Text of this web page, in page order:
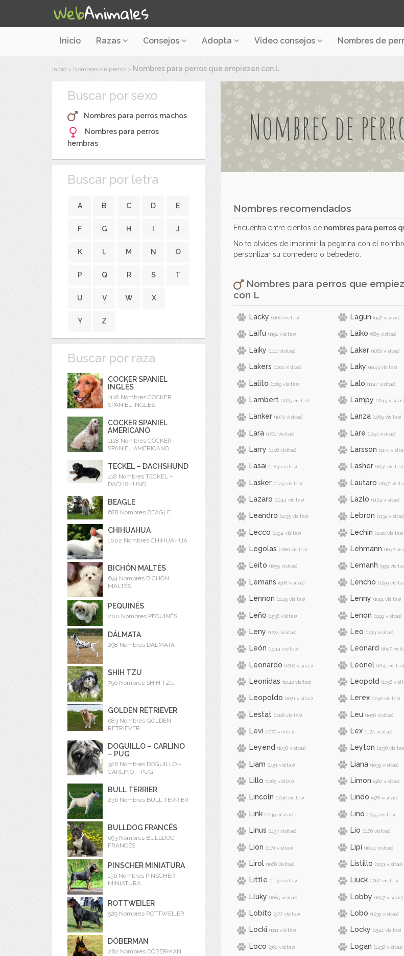
Inicio Razas Consejos Adopta Video consejos Nombres de
Inicio > Nombres de perros > Nombres para perros que empiezan con L
Buscar por sexo
Nombres para perros machos
Nombres para perros
hembras
Buscar por letra
A B C D E
F G H J
K L M N O
P Q R S T
U V W X
Y Z
Buscar por raza
COCKER SPANIEL
INGLÉS
1118 Nombres COCKER
SPANIEL INGLÉS
COCKER SPANIEL
AMERICANO
1118 Nombres COCKER
SPANIEL AMERICANO
TECKEL – DACHSHUND
418 Nombres TECKEL –
DACHSHUND
BEAGLE
688 Nombres BEAGLE
CHIHUAHUA
1002 Nombres CHIHUAHUA
BICHÓN MALTÉS
694 Nombres BICHÓN
MALTÉS
PEQUINÉS
200 Nombres PEQUINÉS
DÁLMATA
298 Nombres DÁLMATA
SHIH TZU
756 Nombres SHIH TZU
GOLDEN RETRIEVER
683 Nombres GOLDEN
RETRIEVER
DOGUILLO – CARLINO
– PUG
326 Nombres DOGUILLO –
CARLINO – PUG
BULL TERRIER
236 Nombres BULL TERRIER
BULLDOG FRANCÉS
693 Nombres BULLDOG
FRANCÉS
PINSCHER MINIATURA
156 Nombres PINSCHER
MINIATURA
ROTTWEILER
529 Nombres ROTTWEILER
DÓBERMAN
262 Nombres DÓBERMAN
Nombres de
Nombres recomendados
Encuentra entre cientos de nombres para perros
No te olvides de imprimir la pegatina con el
personlizar su comedero o bebedero.
Nombres para perros que
con L
Lacky (1166 visitas) Lagun (997 visitas)
Laifu (1152 visitas) Laiko (865 visitas)
Laiky (1111 visitas) Laker (1082 visitas)
Lakers (1001 visitas) Laky (1043 visitas)
Lalito (1069 visitas) Lalo (1147 visitas)
Lambert (1025 visitas) Lampy (1049 visitas)
Lanker (1072 visitas) Lanza (1069 visitas)
Lara (1274 visitas) Lare (1051 visitas)
Larry (1108 visitas) Larsson (1177
Lasai (1184 visitas) Lasher (1031 visitas)
Lasker (1143 visitas) Lautaro (1097
Lazaro (1044 visitas) Lazlo (1124 visitas)
Leandro (1035 visitas) Lebron (1132 visitas)
Lecco (1194 visitas) Lechin (1020 visitas)
Legolas (1080 visitas) Lehmann (1032
Leito (1055 visitas) Lemanh (999
Lemans (968 visitas) Lencho (1259
Lennon (1149 visitas) Lenny (1091 visitas)
Leño (1536 visitas) Lenon (1199 visitas)
Leny (1274 visitas) Leo (1513 visitas)
León (1944 visitas) Leonard (1057
Leonardo (1060 visitas) Leonel (1031 visitas)
Leonidas (1042 visitas) Leopold (1058
Leopoldo (1071 visitas) Lerex (1030 visitas)
Lestat (1008 visitas) Leu (1056 visitas)
Levi (1070 visitas) Lex (1174 visitas)
Leyend (1036 visitas) Leyton (1038
Liam (1151 visitas) Liana (1039 visitas)
Lillo (1065 visitas) Limon (960 visitas)
Lincoln (1036 visitas) Lindo (978 visitas)
Link (1049 visitas) Lino (1055 visitas)
Linus (1137 visitas) Lio (1166 visitas)
Lion (1171 visitas) Lipi (1044 visitas)
Lirol (1066 visitas) Listillo (1031 visitas)
Little (1119 visitas) Liuck (1062 visitas)
Lluky (1085 visitas) Lobby (1057 visitas)
Lobito (977 visitas) Lobo (1239 visitas)
Locki (1111 visitas) Locky (1541 visitas)
Loco (960 visitas) Logan (1438 visitas)